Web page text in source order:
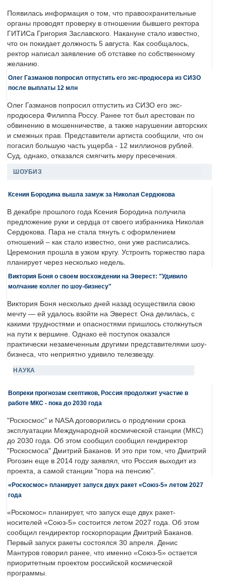
Появилась информация о том, что правоохранительные
органы проводят проверку в отношении бывшего ректора
ГИТИСа Григория Заславского. Накануне стало известно,
что он покидает должность 5 августа. Как сообщалось,
ректор написал заявление об отставке по собственному
желанию.
Олег Газманов попросил отпустить его экс-продюсера из СИЗО
после выплаты 12 млн
Олег Газманов попросил отпустить из СИЗО его экс-
продюсера Филиппа Россу. Ранее тот был арестован по
обвинению в мошенничестве, а также нарушении авторских
и смежных прав. Представители артиста сообщили, что он
погасил большую часть ущерба - 12 миллионов рублей.
Суд, однако, отказался смягчить меру пресечения.
ШОУБИЗ
Ксения Бородина вышла замуж за Николая Сердюкова
В декабре прошлого года Ксения Бородина получила
предложение руки и сердца от своего избранника Николая
Сердюкова. Пара не стала тянуть с оформлением
отношений – как стало известно, они уже расписались.
Церемония прошла в узком кругу. Устроить торжество пара
планирует через несколько недель.
Виктория Боня о своем восхождении на Эверест: "Удивило
молчание коллег по шоу-бизнесу"
Виктория Боня несколько дней назад осуществила свою
мечту — ей удалось взойти на Эверест. Она делилась, с
какими трудностями и опасностями пришлось столкнуться
на пути к вершине. Однако её поступок оказался
практически незамеченным другими представителями шоу-
бизнеса, что неприятно удивило телезвезду.
НАУКА
Вопреки прогнозам скептиков, Россия продолжит участие в
работе МКС - пока до 2030 года
"Роскосмос" и NASA договорились о продлении срока
эксплуатации Международной космической станции (МКС)
до 2030 года. Об этом сообщил сообщил гендиректор
"Роскосмоса" Дмитрий Баканов. И это при том, что Дмитрий
Рогозин еще в 2014 году заявлял, что Россия выходит из
проекта, а самой станции "пора на пенсию".
«Роскосмос» планирует запуск двух ракет «Союз-5» летом 2027
года
«Роскомос» планирует, что запуск еще двух ракет-
носителей «Союз-5» состоится летом 2027 года. Об этом
сообщил гендиректор госкорпорации Дмитрий Баканов.
Первый запуск ракеты состоялся 30 апреля. Денис
Мантуров говорил ранее, что именно «Союз-5» остается
приоритетным проектом российской космической
программы.